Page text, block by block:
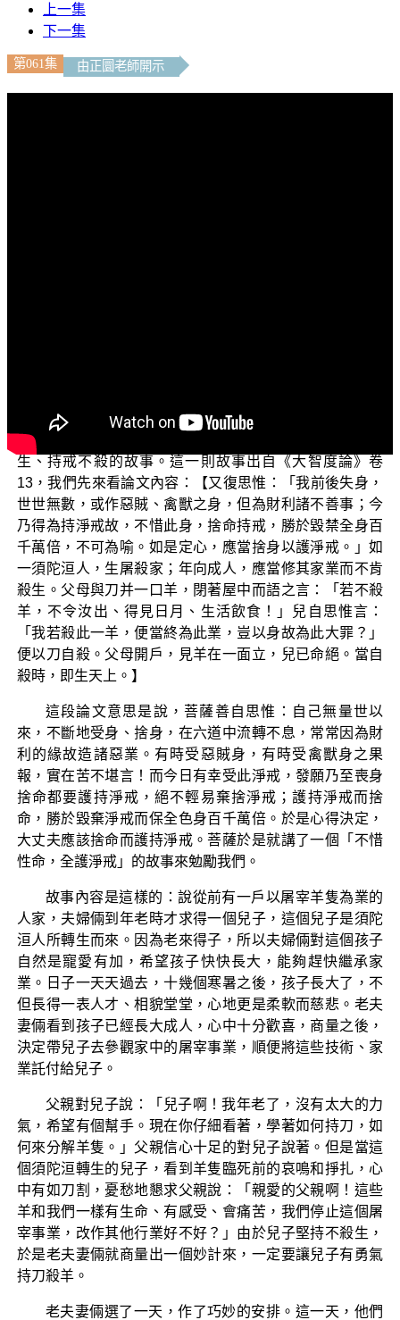
上一集
下一集
第061集 由正圜老師開示
生、持戒不殺的故事。這一則故事出自《大智度論》卷
13，我們先來看論文內容：【又復思惟：「我前後失身，
世世無數，或作惡賊、禽獸之身，但為財利諸不善事；今
乃得為持淨戒故，不惜此身，捨命持戒，勝於毀禁全身百
千萬倍，不可為喻。如是定心，應當捨身以護淨戒。」如
一須陀洹人，生屠殺家；年向成人，應當修其家業而不肯
殺生。父母與刀并一口羊，閉著屋中而語之言：「若不殺
羊，不令汝出、得見日月、生活飲食！」兒自思惟言：
「我若殺此一羊，便當終為此業，豈以身故為此大罪？」
便以刀自殺。父母開戶，見羊在一面立，兒已命絕。當自
殺時，即生天上。】
這段論文意思是說，菩薩善自思惟：自己無量世以
來，不斷地受身、捨身，在六道中流轉不息，常常因為財
利的緣故造諸惡業。有時受惡賊身，有時受禽獸身之果
報，實在苦不堪言！而今日有幸受此淨戒，發願乃至喪身
捨命都要護持淨戒，絕不輕易棄捨淨戒；護持淨戒而捨
命，勝於毀棄淨戒而保全色身百千萬倍。於是心得決定，
大丈夫應該捨命而護持淨戒。菩薩於是就講了一個「不惜
性命，全護淨戒」的故事來勉勵我們。
故事內容是這樣的：說從前有一戶以屠宰羊隻為業的
人家，夫婦倆到年老時才求得一個兒子，這個兒子是須陀
洹人所轉生而來。因為老來得子，所以夫婦倆對這個孩子
自然是寵愛有加，希望孩子快快長大，能夠趕快繼承家
業。日子一天天過去，十幾個寒暑之後，孩子長大了，不
但長得一表人才、相貌堂堂，心地更是柔軟而慈悲。老夫
妻倆看到孩子已經長大成人，心中十分歡喜，商量之後，
決定帶兒子去參觀家中的屠宰事業，順便將這些技術、家
業託付給兒子。
父親對兒子說：「兒子啊！我年老了，沒有太大的力
氣，希望有個幫手。現在你仔細看著，學著如何持刀，如
何來分解羊隻。」父親信心十足的對兒子說著。但是當這
個須陀洹轉生的兒子，看到羊隻臨死前的哀鳴和掙扎，心
中有如刀割，憂愁地懇求父親說：「親愛的父親啊！這些
羊和我們一樣有生命、有感受、會痛苦，我們停止這個屠
宰事業，改作其他行業好不好？」由於兒子堅持不殺生，
於是老夫妻倆就商量出一個妙計來，一定要讓兒子有勇氣
持刀殺羊。
老夫妻倆選了一天，作了巧妙的安排。這一天，他們